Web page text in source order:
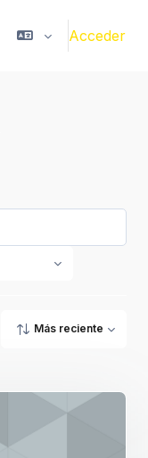
Acceder
Más reciente